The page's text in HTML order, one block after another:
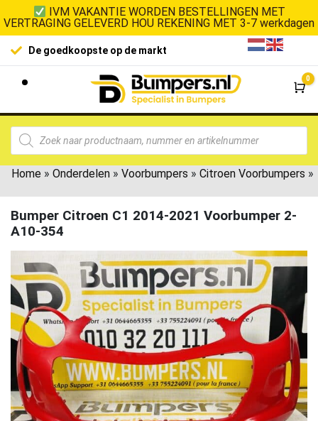
IVM VAKANTIE WORDEN BESTELLINGEN MET
VERTRAGING GELEVERD HOU REKENING MET 3-7 werkdagen
De goedkoopste op de markt
0
Home » Onderdelen » Voorbumpers » Citroen Voorbumpers »
Bumper Citroen C1 2014-2021 Voorbumper 2-
A10-354